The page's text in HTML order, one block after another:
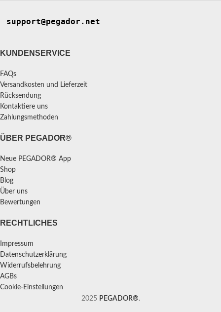
support@pegador.net
KUNDENSERVICE
FAQs
Versandkosten und Lieferzeit
Rücksendung
Kontaktiere uns
Zahlungsmethoden
ÜBER PEGADOR®
Neue PEGADOR® App
Shop
Blog
Über uns
Bewertungen
RECHTLICHES
Impressum
Datenschutzerklärung
Widerrufsbelehrung
AGBs
Cookie-Einstellungen
2025 PEGADOR®.